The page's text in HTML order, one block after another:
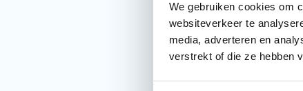
We gebruiken cookies om
websiteverkeer te
media, adverteren en
verstrekt of die ze hebben